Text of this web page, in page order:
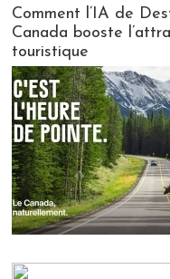
Comment l’IA de
Canada booste
touristique